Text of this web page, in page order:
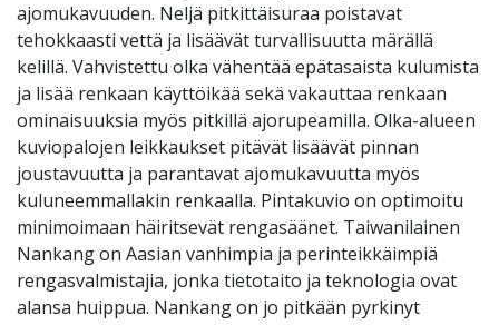
ajomukavuuden. Neljä pitkittäisuraa poistavat
tehokkaasti vettä ja lisäävät turvallisuutta märällä
kelillä. Vahvistettu olka vähentää epätasaista kulumista
ja lisää renkaan käyttöikää sekä vakauttaa renkaan
ominaisuuksia myös pitkillä ajorupeamilla. Olka-alueen
kuviopalojen leikkaukset pitävät lisäävät pinnan
joustavuutta ja parantavat ajomukavuutta myös
kuluneemmallakin renkaalla. Pintakuvio on optimoitu
minimoimaan häiritsevät rengasäänet. Taiwanilainen
Nankang on Aasian vanhimpia ja perinteikkäimpiä
rengasvalmistajia, jonka tietotaito ja teknologia ovat
alansa huippua. Nankang on jo pitkään pyrkinyt